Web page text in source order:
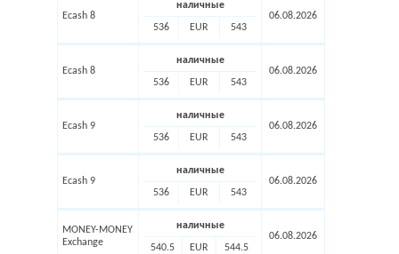
Ecash 8
наличные
536 EUR 543
06.08.2026
Ecash 8
наличные
536 EUR 543
06.08.2026
Ecash 9
наличные
536 EUR 543
06.08.2026
Ecash 9
наличные
536 EUR 543
06.08.2026
MONEY-MONEY
Exchange
наличные
540.5 EUR 544.5
06.08.2026